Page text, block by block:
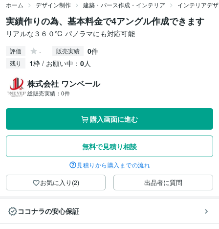
ホーム デザイン制作 建築・パース作成・インテリア インテリアデ
実績作りの為、基本料金で4アングル作成できます
リアルな３６０℃ パノラマにも対応可能
評価 - 販売実績 0件
残り 1枠 / お願い中： 0人
株式会社 ワンベール
総販売実績： 0件
購入画面に進む
無料で見積り相談
見積りから購入までの流れ
お気に入り(2) 出品者に質問
ココナラの安心保証